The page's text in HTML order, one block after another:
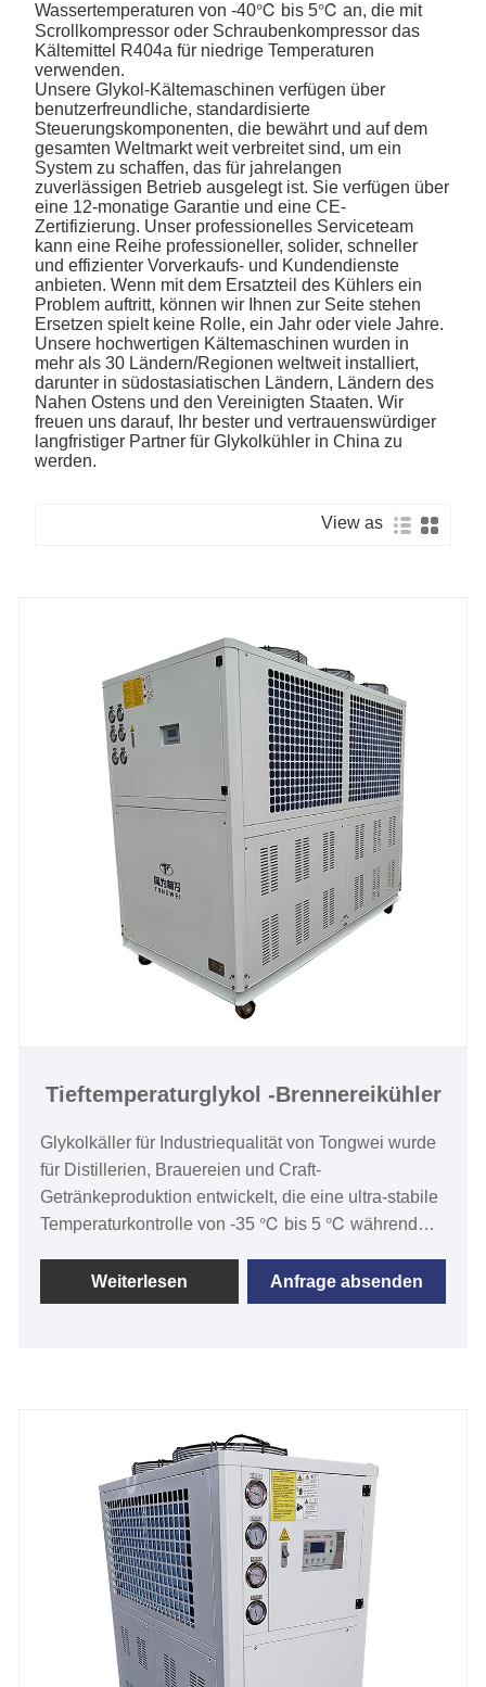
Wassertemperaturen von -40℃ bis 5℃ an, die mit
Scrollkompressor oder Schraubenkompressor das
Kältemittel R404a für niedrige Temperaturen
verwenden.
Unsere Glykol-Kältemaschinen verfügen über
benutzerfreundliche, standardisierte
Steuerungskomponenten, die bewährt und auf dem
gesamten Weltmarkt weit verbreitet sind, um ein
System zu schaffen, das für jahrelangen
zuverlässigen Betrieb ausgelegt ist. Sie verfügen über
eine 12-monatige Garantie und eine CE-
Zertifizierung. Unser professionelles Serviceteam
kann eine Reihe professioneller, solider, schneller
und effizienter Vorverkaufs- und Kundendienste
anbieten. Wenn mit dem Ersatzteil des Kühlers ein
Problem auftritt, können wir Ihnen zur Seite stehen
Ersetzen spielt keine Rolle, ein Jahr oder viele Jahre.
Unsere hochwertigen Kältemaschinen wurden in
mehr als 30 Ländern/Regionen weltweit installiert,
darunter in südostasiatischen Ländern, Ländern des
Nahen Ostens und den Vereinigten Staaten. Wir
freuen uns darauf, Ihr bester und vertrauenswürdiger
langfristiger Partner für Glykolkühler in China zu
werden.
View as
Tieftemperaturglykol -Brennereikühler
Glykolkäller für Industriequalität von Tongwei wurde
für Distillerien, Brauereien und Craft-
Getränkeproduktion entwickelt, die eine ultra-stabile
Temperaturkontrolle von -35 ℃ bis 5 ℃ während
erfordern. Unsere Industrielinie reicht von 1/2
Tonnen bis 50 Tonnen in einzelnen
Weiterlesen Anfrage absenden